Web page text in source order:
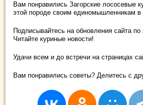
Вам понравились Загорские лососевые
этой породе своим единомышленникам в
Подписывайтесь на обновления сайта по
Читайте куриные новости!
Удачи всем и до встречи на страницах
Вам понравились советы? Делитесь с